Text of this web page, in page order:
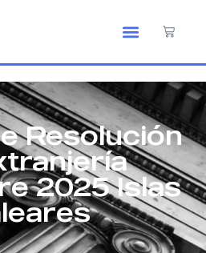
Resolución
2025 Islas